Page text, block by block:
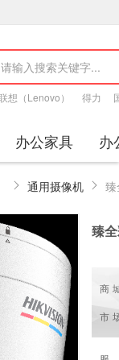
想（Lenovo） 得力
办公家具 办
通用摄像机
臻
商
市